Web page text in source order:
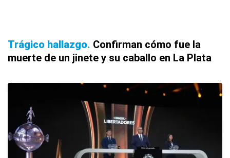
Trágico hallazgo Confirman cómo fue la
muerte de un jinete y su caballo en La Plata